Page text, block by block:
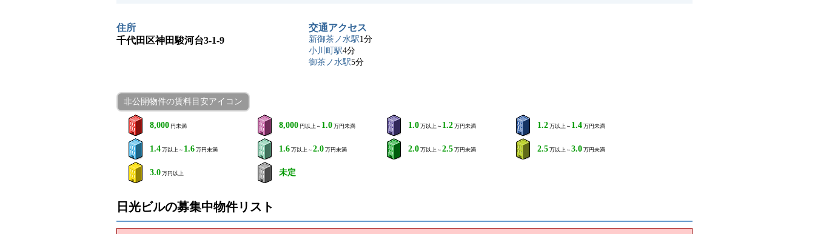
住所
千代田区神田駿河台3-1-9
交通アクセス
新御茶ノ水駅1分
小川町駅4分
御茶ノ水駅5分
非公開物件の賃料目安アイコン
8,000 円未満 8,000 円以上～ 1.0 万円未満 1.0 万以上～ 1.2 万円未満 1.2 万以上～ 1.4 万円未満
1.4 万以上～ 1.6 万円未満 1.6 万以上～ 2.0 万円未満 2.0 万以上～ 2.5 万円未満 2.5 万以上～ 3.0 万円未満
3.0 万円以上 未定
日光ビルの募集中物件リスト